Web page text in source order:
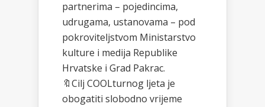
partnerima – pojedincima,
udrugama, ustanovama – pod
pokroviteljstvom Ministarstvo
kulture i medija Republike
Hrvatske i Grad Pakrac.
🔖Cilj COOLturnog ljeta je
obogatiti slobodno vrijeme